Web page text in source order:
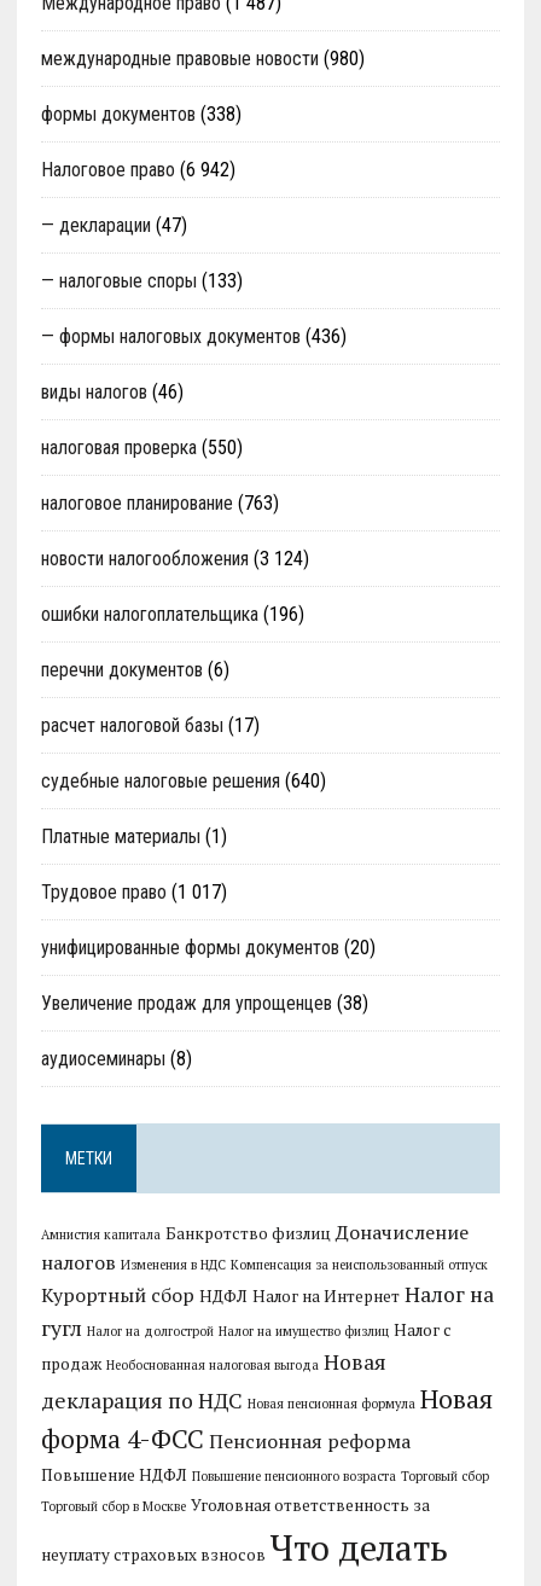
международные правовые новости (980)
формы документов (338)
Налоговое право (6 942)
— декларации (47)
— налоговые споры (133)
— формы налоговых документов (436)
виды налогов (46)
налоговая проверка(550)
налоговое планирование (763)
новости налогообложения (3 124)
ошибки налогоплательщика(196)
перечни документов (6)
расчет налоговой базы (17)
судебные налоговые решения (640)
Платные материалы (1)
Трудовое право (1 017)
унифицированные формы документов (20)
Увеличение продаж для упрощенцев (38)
аудиосеминары (8)
МЕТКИ
Амнистия капитала Банкротство физлиц Доначисление
налогов Изменения в НДС Компенсация за неиспользованный отпуск
Курортный сбор НДФЛ Налог на Интернет Налог на
гугл Налог на долгострой Налог на имущество физлиц Налог с
продаж Необоснованная налоговая выгода Новая
декларация по НДС Новая пенсионная формула Новая
форма 4-ФСС Пенсионная реформа
Повышение НДФЛ Повышение пенсионного возраста Торговый сбор
Торговый сбор в Москве Уголовная ответственность за
неуплату страховых взносов Что делать